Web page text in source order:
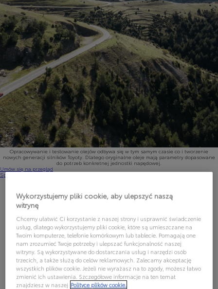
Opracowywanie i testowanie olejów odbywa się w tym samym czasie co i tworzenie
nowych generacji silników Toyoty. Dlatego oryginalne oleje mają parametry dopasowane
do potrzeb konkretnej jednostki napędowej.
Umów się na przegląd
Sprawdź ofertę Serwisu Dobrych Cen
WYBIERZ MODEL, ABY
SPRAWDZIĆ, JAKI OLEJ
REKOMENDUJEMY:
Wybierz model
Wykorzystujemy pliki cookie, aby ulepszyć naszą
witrynę
Chcemy ułatwić Ci korzystanie z naszej strony i usprawnić świadczenie
usług, dlatego wykorzystujemy pliki cookie, które są umieszczane na
Twoim komputerze, telefonie komórkowym lub tablecie. Pomagają one
nam zrozumieć Twoje potrzeby i ulepszać funkcjonalność naszej
witryny. Są wykorzystywane do dostarczania usług i narzędzi osób
trzecich, a także służą do celów reklamowych. Zalecamy akceptację
wszystkich plików cookie. Jeżeli nie wyrażasz na to zgody, możesz łatwo
zmienić ich ustawienia. Szczegółowe informacje na ten temat
znajdziesz w naszej Polityce plików cookie.